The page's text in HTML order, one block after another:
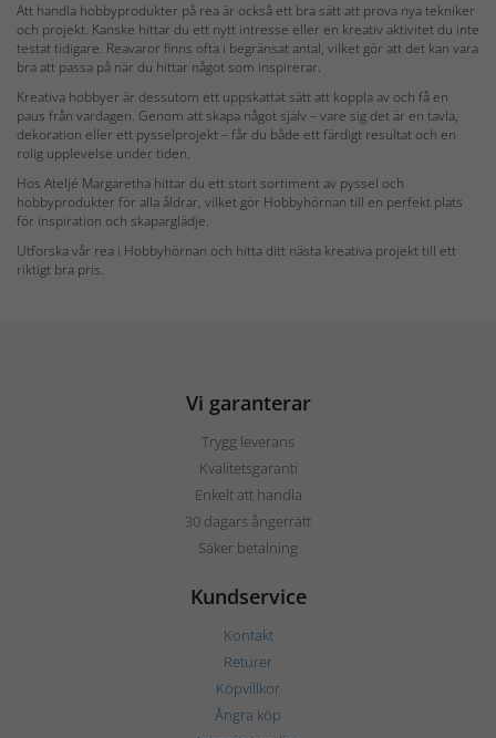
Att handla hobbyprodukter på rea är också ett bra sätt att prova nya tekniker
och projekt. Kanske hittar du ett nytt intresse eller en kreativ aktivitet du inte
testat tidigare. Reavaror finns ofta i begränsat antal, vilket gör att det kan vara
bra att passa på när du hittar något som inspirerar.
Kreativa hobbyer är dessutom ett uppskattat sätt att koppla av och få en
paus från vardagen. Genom att skapa något själv – vare sig det är en tavla,
dekoration eller ett pysselprojekt – får du både ett färdigt resultat och en
rolig upplevelse under tiden.
Hos Ateljé Margaretha hittar du ett stort sortiment av pyssel och
hobbyprodukter för alla åldrar, vilket gör Hobbyhörnan till en perfekt plats
för inspiration och skaparglädje.
Utforska vår rea i Hobbyhörnan och hitta ditt nästa kreativa projekt till ett
riktigt bra pris.
Vi garanterar
Trygg leverans
Kvalitetsgaranti
Enkelt att handla
30 dagars ångerrätt
Säker betalning
Kundservice
Kontakt
Returer
Köpvillkor
Ångra köp